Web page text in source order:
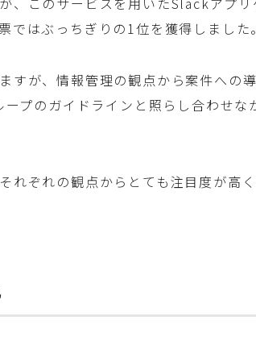
ではぶっちぎりの1位を獲得しました。
すが、情報管理の観点から案件への
プのガイドラインと照らし合わせな
れぞれの観点からとても注目度が高